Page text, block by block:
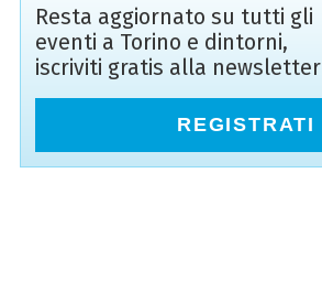
Resta aggiornato su tutti gli
eventi a Torino e dintorni,
iscriviti gratis alla newsletter
REGISTRATI